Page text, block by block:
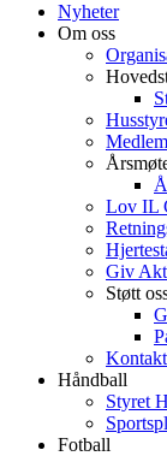
Nyheter
Om oss
Lov IL
Giv
Støtt
Håndball
Styret
Fotball